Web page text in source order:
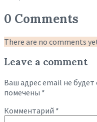
0 Comments
There are no comments
Leave a comment
Ваш адрес email не будет
помечены *
Комментарий *